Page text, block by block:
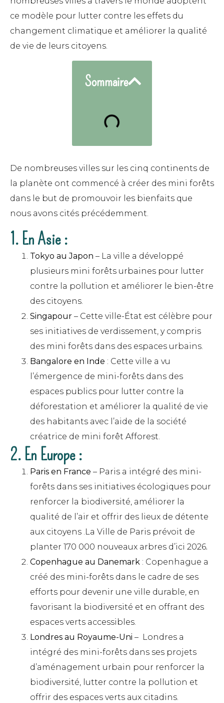
ce modèle pour lutter contre les effets du
changement climatique et améliorer la qualité
de vie de leurs citoyens.
Sommaire
De nombreuses villes sur les cinq continents de
la planète ont commencé à créer des mini forêts
dans le but de promouvoir les bienfaits que
nous avons cités précédemment.
1. En Asie :
Tokyo au Japon – La ville a développé
plusieurs mini forêts urbaines pour lutter
contre la pollution et améliorer le bien-être
des citoyens.
Singapour – Cette ville-État est célèbre pour
ses initiatives de verdissement, y compris
des mini forêts dans des espaces urbains.
Bangalore en Inde : Cette ville a vu
l’émergence de mini-forêts dans des
espaces publics pour lutter contre la
déforestation et améliorer la qualité de vie
des habitants avec l’aide de la société
créatrice de mini forêt Afforest.
2. En Europe :
Paris en France – Paris a intégré des mini-
forêts dans ses initiatives écologiques pour
renforcer la biodiversité, améliorer la
qualité de l’air et offrir des lieux de détente
aux citoyens .La Ville de Paris prévoit de
planter 170 000 nouveaux arbres d’ici 2026.
Copenhague au Danemark : Copenhague a
créé des mini-forêts dans le cadre de ses
efforts pour devenir une ville durable, en
favorisant la biodiversité et en offrant des
espaces verts accessibles.
Londres au Royaume-Uni – Londres a
intégré des mini-forêts dans ses projets
d’aménagement urbain pour renforcer la
biodiversité, lutter contre la pollution et
offrir des espaces verts aux citadins.